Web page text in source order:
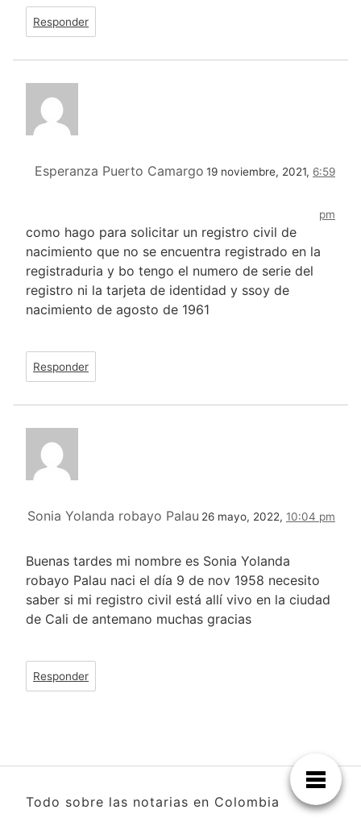
Responder
Esperanza Puerto Camargo 19 noviembre, 2021, 6:59
pm
como hago para solicitar un registro civil de
nacimiento que no se encuentra registrado en la
registraduria y bo tengo el numero de serie del
registro ni la tarjeta de identidad y ssoy de
nacimiento de agosto de 1961
Responder
Sonia Yolanda robayo Palau 26 mayo, 2022, 10:04 pm
Buenas tardes mi nombre es Sonia Yolanda
robayo Palau naci el día 9 de nov 1958 necesito
saber si mi registro civil está allí vivo en la ciudad
de Cali de antemano muchas gracias
Responder
Todo sobre las notarias en Colombia